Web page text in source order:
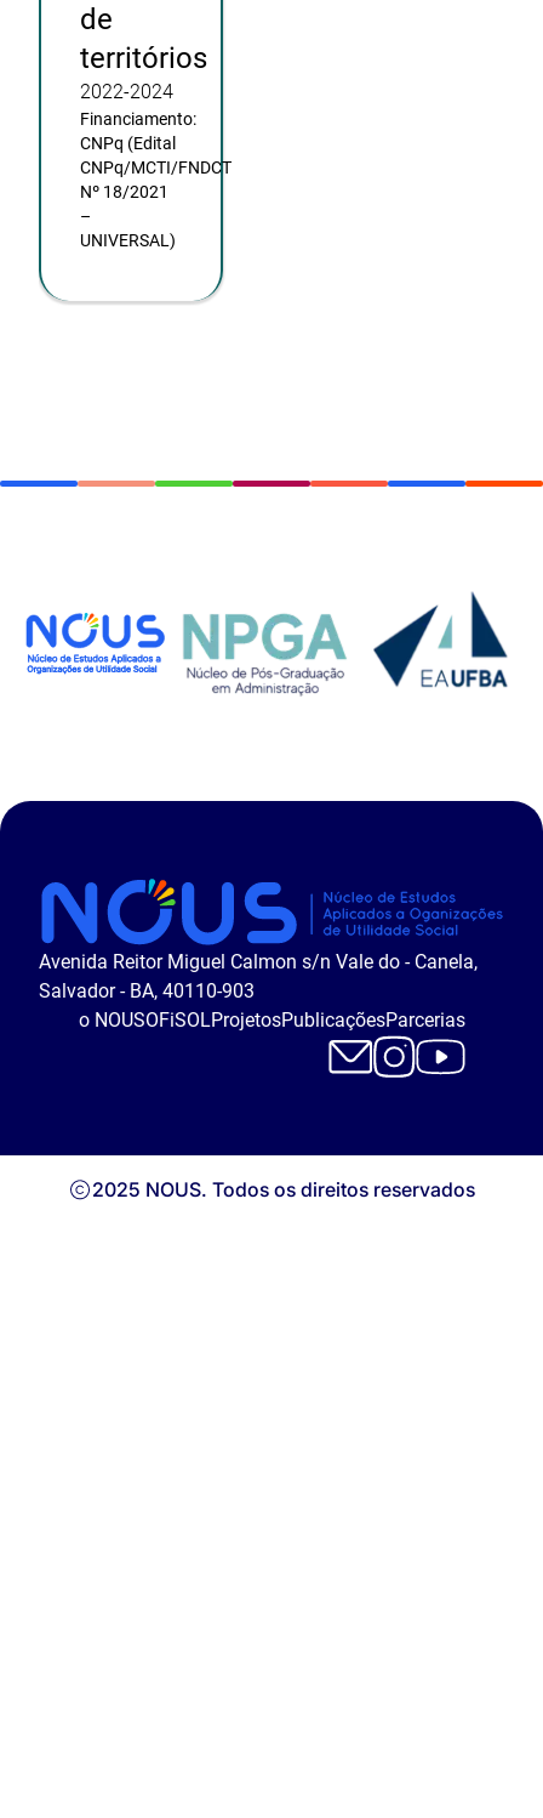
de
territórios
2022-2024
Financiamento:
CNPq (Edital
CNPq/MCTI/FNDCT
Nº 18/2021
–
UNIVERSAL)
Avenida Reitor Miguel Calmon s/n Vale do - Canela,
Salvador - BA, 40110-903
o NOUSOFiSOLProjetosPublicaçõesParcerias
2025 NOUS. Todos os direitos reservados